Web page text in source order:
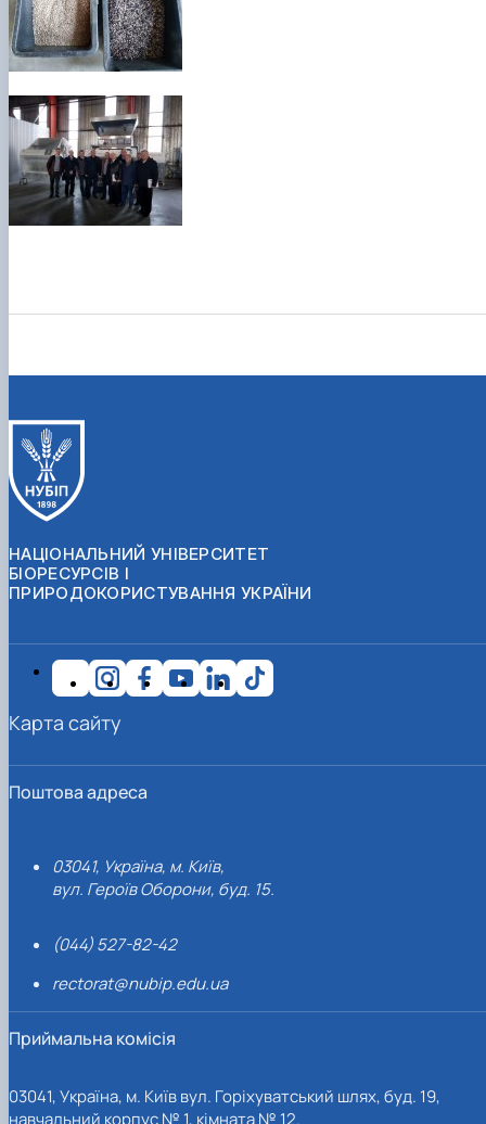
НАЦІОНАЛЬНИЙ УНІВЕРСИТЕТ
БІОРЕСУРСІВ І
ПРИРОДОКОРИСТУВАННЯ УКРАЇНИ
Поштова адреса
03041, Україна, м. Київ,
вул. Героїв Оборони, буд. 15.
(044) 527-82-42
rectorat@nubip.edu.ua
Приймальна комісія
03041, Україна, м. Київ вул. Горіхуватський шлях, буд. 19,
навчальний корпус № 1, кімната № 12.
Карта сайту